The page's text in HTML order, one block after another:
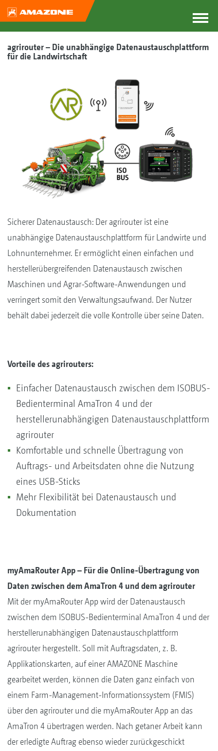
agrirouter – Die unabhängige Datenaustauschplattform
für die Landwirtschaft
Sicherer Datenaustausch: Der agrirouter ist eine
unabhängige Datenaustauschplattform für Landwirte und
Lohnunternehmer. Er ermöglicht einen einfachen und
herstellerübergreifenden Datenaustausch zwischen
Maschinen und Agrar-Software-Anwendungen und
verringert somit den Verwaltungsaufwand. Der Nutzer
behält dabei jederzeit die volle Kontrolle über seine Daten.
Vorteile des agrirouters:
Einfacher Datenaustausch zwischen dem ISOBUS-
Bedienterminal AmaTron 4 und der
herstellerunabhängigen Datenaustauschplattform
agrirouter
Komfortable und schnelle Übertragung von
Auftrags- und Arbeitsdaten ohne die Nutzung
eines USB-Sticks
Mehr Flexibilität bei Datenaustausch und
Dokumentation
myAmaRouter App – Für die Online-Übertragung von
Daten zwischen dem AmaTron 4 und dem agrirouter
Mit der myAmaRouter App wird der Datenaustausch
zwischen dem ISOBUS-Bedienterminal AmaTron 4 und der
herstellerunabhängigen Datenaustauschplattform
agrirouter hergestellt. Soll mit Auftragsdaten, z. B.
Applikationskarten, auf einer AMAZONE Maschine
gearbeitet werden, können die Daten ganz einfach von
einem Farm-Management-Informationssystem (FMIS)
über den agrirouter und die myAmaRouter App an das
AmaTron 4 übertragen werden. Nach getaner Arbeit kann
der erledigte Auftrag ebenso wieder zurückgeschickt